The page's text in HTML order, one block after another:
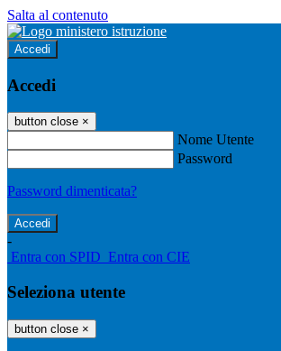
Salta al contenuto
Accedi
Accedi
button close ×
Nome Utente
Password
Password dimenticata?
-
Entra con SPID Entra con CIE
Seleziona utente
button close ×